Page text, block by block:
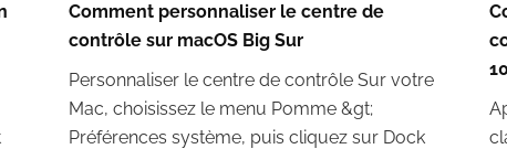
Comment personnaliser le centre de
contrôle sur macOS Big Sur
Personnaliser le centre de contrôle Sur votre
Mac, choisissez le menu Pomme &gt;
Préférences système, puis cliquez sur Dock
10